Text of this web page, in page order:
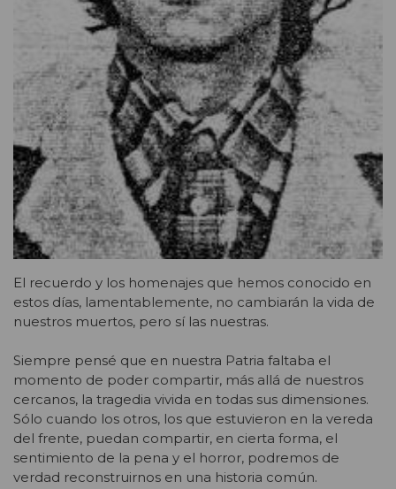
El recuerdo y los homenajes que hemos conocido en
estos días, lamentablemente, no cambiarán la vida de
nuestros muertos, pero sí las nuestras.
Siempre pensé que en nuestra Patria faltaba el
momento de poder compartir, más allá de nuestros
cercanos, la tragedia vivida en todas sus dimensiones.
Sólo cuando los otros, los que estuvieron en la vereda
del frente, puedan compartir, en cierta forma, el
sentimiento de la pena y el horror, podremos de
verdad reconstruirnos en una historia común.